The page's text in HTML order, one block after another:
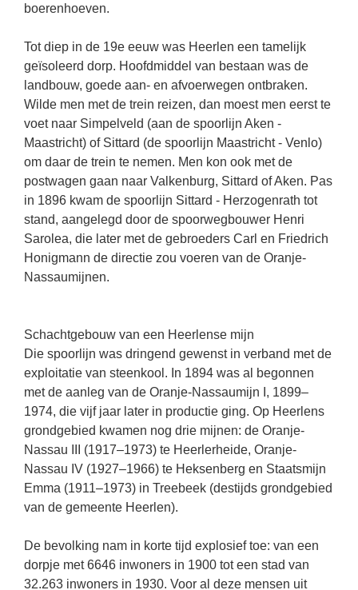
boerenhoeven.
Tot diep in de 19e eeuw was Heerlen een tamelijk
geïsoleerd dorp. Hoofdmiddel van bestaan was de
landbouw, goede aan- en afvoerwegen ontbraken.
Wilde men met de trein reizen, dan moest men eerst te
voet naar Simpelveld (aan de spoorlijn Aken -
Maastricht) of Sittard (de spoorlijn Maastricht - Venlo)
om daar de trein te nemen. Men kon ook met de
postwagen gaan naar Valkenburg, Sittard of Aken. Pas
in 1896 kwam de spoorlijn Sittard - Herzogenrath tot
stand, aangelegd door de spoorwegbouwer Henri
Sarolea, die later met de gebroeders Carl en Friedrich
Honigmann de directie zou voeren van de Oranje-
Nassaumijnen.
Schachtgebouw van een Heerlense mijn
Die spoorlijn was dringend gewenst in verband met de
exploitatie van steenkool. In 1894 was al begonnen
met de aanleg van de Oranje-Nassaumijn I, 1899–
1974, die vijf jaar later in productie ging. Op Heerlens
grondgebied kwamen nog drie mijnen: de Oranje-
Nassau III (1917–1973) te Heerlerheide, Oranje-
Nassau IV (1927–1966) te Heksenberg en Staatsmijn
Emma (1911–1973) in Treebeek (destijds grondgebied
van de gemeente Heerlen).
De bevolking nam in korte tijd explosief toe: van een
dorpje met 6646 inwoners in 1900 tot een stad van
32.263 inwoners in 1930. Voor al deze mensen uit